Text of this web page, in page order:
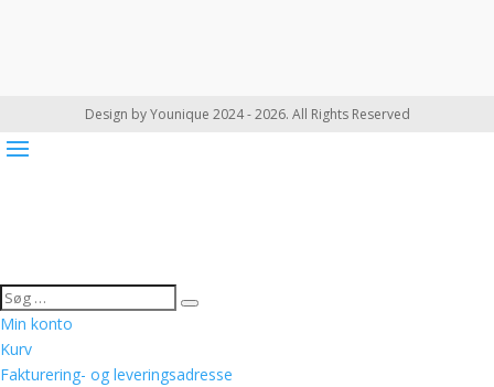
Design by Younique 2024 - 2026. All Rights Reserved
Min konto
Kurv
Fakturering- og leveringsadresse